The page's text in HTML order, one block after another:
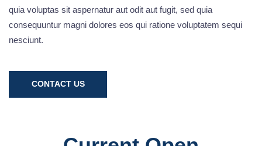
quia voluptas sit aspernatur aut odit aut fugit, sed quia
consequuntur magni dolores eos qui ratione voluptatem sequi
nesciunt.
CONTACT US